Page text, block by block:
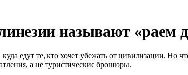
называют «раем
едут те, кто хочет убежать от цивилизации. Но
а не туристические брошюры.